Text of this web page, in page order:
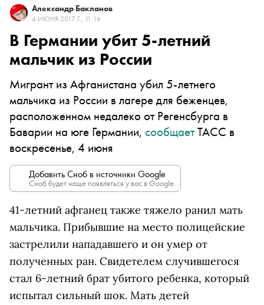
Александр Бакланов
4 ИЮНЯ 2017 Г., 11:16
В Германии убит 5-летний
мальчик из России
Мигрант из Афганистана убил 5-летнего
мальчика из России в лагере для беженцев,
расположенном недалеко от Регенсбурга в
Баварии на юге Германии, сообщаетТАСС в
воскресенье, 4 июня
Добавить Сноб в источники Google
Сноб будет чаще появляться у вас в Google.
41-летний афганец также тяжело ранил мать
мальчика. Прибывшие на место полицейские
застрелили нападавшего и он умер от
полученных ран. Свидетелем случившегося
стал 6-летний брат убитого ребенка, который
испытал сильный шок. Мать детей